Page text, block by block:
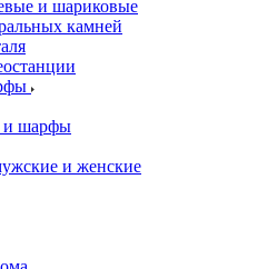
и шариковые
камней
и шарфы
и женские